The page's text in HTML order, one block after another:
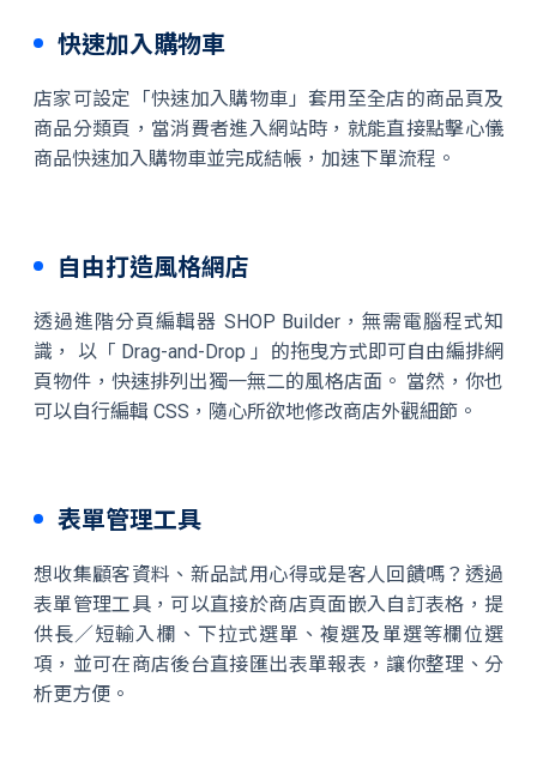
快速加入購物車
店家可設定「快速加入購物車」套用至全店的商品頁及
商品分類頁，當消費者進入網站時，就能直接點擊心儀
商品快速加入購物車並完成結帳，加速下單流程。
自由打造風格網店
透過進階分頁編輯器 SHOP Builder，無需電腦程式知
識， 以「 Drag-and-Drop 」的拖曳方式即可自由編排網
頁物件，快速排列出獨一無二的風格店面。 當然，你也
可以自行編輯 CSS，隨心所欲地修改商店外觀細節。
表單管理工具
想收集顧客資料、新品試用心得或是客人回饋嗎？透過
表單管理工具，可以直接於商店頁面嵌入自訂表格，提
供長／短輸入欄、下拉式選單、複選及單選等欄位選
項，並可在商店後台直接匯出表單報表，讓你整理、分
析更方便。